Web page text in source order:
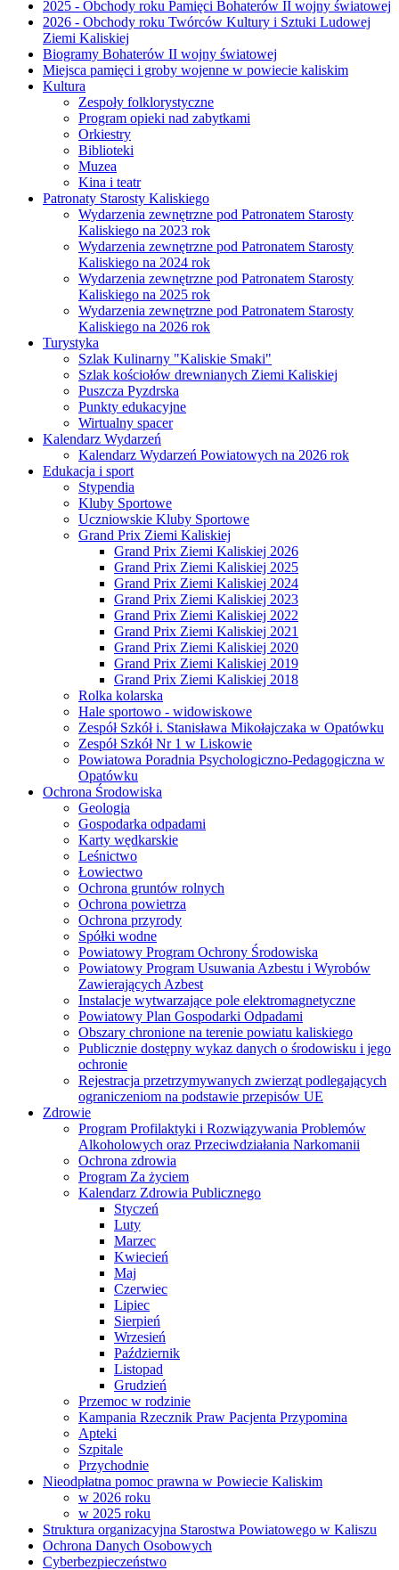
2025 - Obchody roku Pamięci Bohaterów II wojny światowej
2026 - Obchody roku Twórców Kultury i Sztuki Ludowej
Ziemi Kaliskiej
Biogramy Bohaterów II wojny światowej
Miejsca pamięci i groby wojenne w powiecie kaliskim
Kultura
Zespoły folklorystyczne
Program opieki nad zabytkami
Orkiestry
Biblioteki
Muzea
Kina i teatr
Patronaty Starosty Kaliskiego
Wydarzenia zewnętrzne pod Patronatem Starosty
Kaliskiego na 2023 rok
Wydarzenia zewnętrzne pod Patronatem Starosty
Kaliskiego na 2024 rok
Wydarzenia zewnętrzne pod Patronatem Starosty
Kaliskiego na 2025 rok
Wydarzenia zewnętrzne pod Patronatem Starosty
Kaliskiego na 2026 rok
Turystyka
Szlak Kulinarny "Kaliskie Smaki"
Szlak kościołów drewnianych Ziemi Kaliskiej
Puszcza Pyzdrska
Punkty edukacyjne
Wirtualny spacer
Kalendarz Wydarzeń
Kalendarz Wydarzeń Powiatowych na 2026 rok
Edukacja i sport
Stypendia
Kluby Sportowe
Uczniowskie Kluby Sportowe
Grand Prix Ziemi Kaliskiej
Grand Prix Ziemi Kaliskiej 2026
Grand Prix Ziemi Kaliskiej 2025
Grand Prix Ziemi Kaliskiej 2024
Grand Prix Ziemi Kaliskiej 2023
Grand Prix Ziemi Kaliskiej 2022
Grand Prix Ziemi Kaliskiej 2021
Grand Prix Ziemi Kaliskiej 2020
Grand Prix Ziemi Kaliskiej 2019
Grand Prix Ziemi Kaliskiej 2018
Rolka kolarska
Hale sportowo - widowiskowe
Zespół Szkół i. Stanisława Mikołajczaka w Opatówku
Zespół Szkół Nr 1 w Liskowie
Powiatowa Poradnia Psychologiczno-Pedagogiczna w
Opatówku
Ochrona Środowiska
Geologia
Gospodarka odpadami
Karty wędkarskie
Leśnictwo
Łowiectwo
Ochrona gruntów rolnych
Ochrona powietrza
Ochrona przyrody
Spółki wodne
Powiatowy Program Ochrony Środowiska
Powiatowy Program Usuwania Azbestu i Wyrobów
Zawierających Azbest
Instalacje wytwarzające pole elektromagnetyczne
Powiatowy Plan Gospodarki Odpadami
Obszary chronione na terenie powiatu kaliskiego
Publicznie dostępny wykaz danych o środowisku i jego
ochronie
Rejestracja przetrzymywanych zwierząt podlegających
ograniczeniom na podstawie przepisów UE
Zdrowie
Program Profilaktyki i Rozwiązywania Problemów
Alkoholowych oraz Przeciwdziałania Narkomanii
Ochrona zdrowia
Program Za życiem
Kalendarz Zdrowia Publicznego
Styczeń
Luty
Marzec
Kwiecień
Maj
Czerwiec
Lipiec
Sierpień
Wrzesień
Październik
Listopad
Grudzień
Przemoc w rodzinie
Kampania Rzecznik Praw Pacjenta Przypomina
Apteki
Szpitale
Przychodnie
Nieodpłatna pomoc prawna w Powiecie Kaliskim
w 2026 roku
w 2025 roku
Struktura organizacyjna Starostwa Powiatowego w Kaliszu
Ochrona Danych Osobowych
Cyberbezpieczeństwo